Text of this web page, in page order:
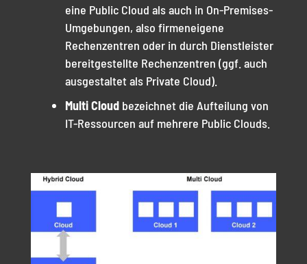
eine Public Cloud als auch in On-Premises-
Umgebungen, also firmeneigene
Rechenzentren oder in durch Dienstleister
bereitgestellte Rechenzentren (ggf. auch
ausgestaltet als Private Cloud).
Multi Cloud bezeichnet die Aufteilung von
IT-Ressourcen auf mehrere Public Clouds.